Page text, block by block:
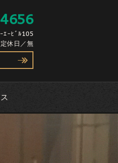
ｰﾋﾞﾙ105
休日／無